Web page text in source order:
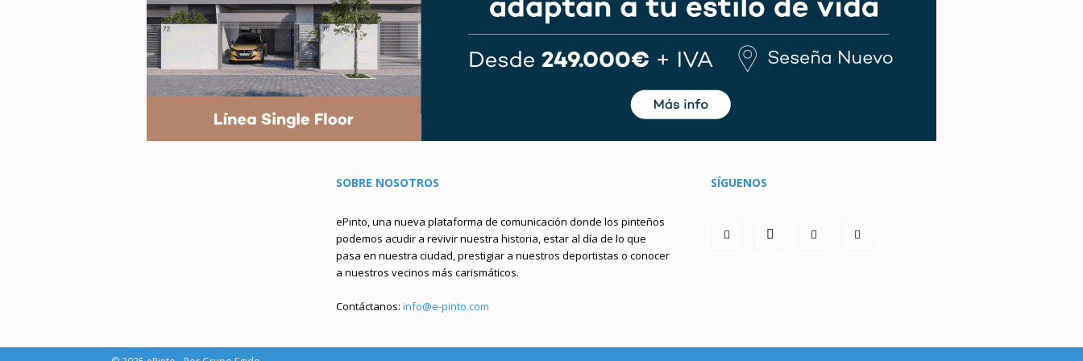
SOBRE NOSOTROS
ePinto, una nueva plataforma de comunicación donde los pinteños
podemos acudir a revivir nuestra historia, estar al día de lo que
pasa en nuestra ciudad, prestigiar a nuestros deportistas o conocer
a nuestros vecinos más carismáticos.
Contáctanos: info@e-pinto.com
SÍGUENOS